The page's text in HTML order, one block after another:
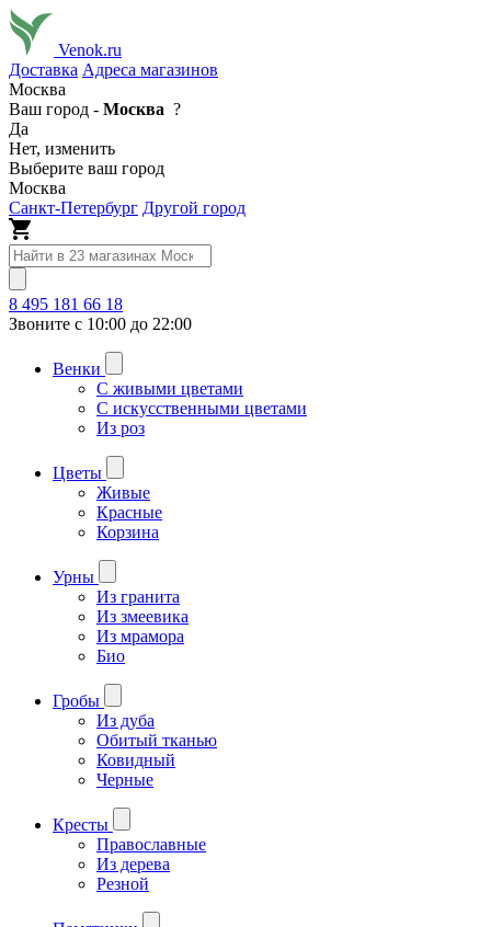
Venok.ru
Доставка Адреса магазинов
Москва
Ваш город - Москва ?
Да
Нет, изменить
Выберите ваш город
Москва
Санкт-Петербург Другой город
8 495 181 66 18
Звоните с 10:00 до 22:00
Венки
С живыми цветами
С искусственными цветами
Из роз
Цветы
Живые
Красные
Корзина
Урны
Из гранита
Из змеевика
Из мрамора
Био
Гробы
Из дуба
Обитый тканью
Ковидный
Черные
Кресты
Православные
Из дерева
Резной